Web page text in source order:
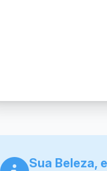
Sua Beleza,